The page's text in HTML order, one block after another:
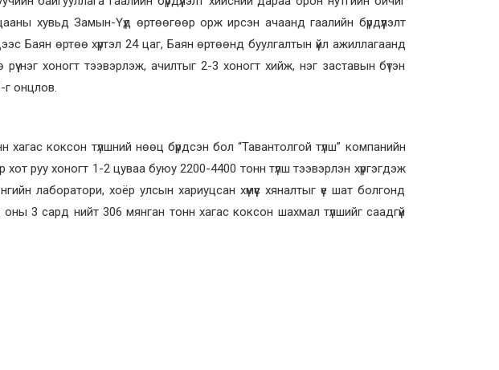
хувьд Замын-Үүд өртөөгөөр орж ирсэн ачаанд гаалийн бүрдүүлэлт
Баян өртөө хүртэл 24 цаг, Баян өртөөнд буулгалтын үйл ажиллагаанд
нэг хоногт тээвэрлэж, ачилтыг 2-3 хоногт хийж, нэг заставын бүтэн
г онцлов.
коксон түлшний нөөц бүрдсэн бол “Тавантолгой түлш” компанийн
руу хоногт 1-2 цуваа буюу 2200-4400 тонн түлш тээвэрлэн хүргэгдэж
лаборатори, хоёр улсын хариуцсан хүмүүс хяналтыг үе шат болгонд
3 сард нийт 306 мянган тонн хагас коксон шахмал түлшийг саадгүй